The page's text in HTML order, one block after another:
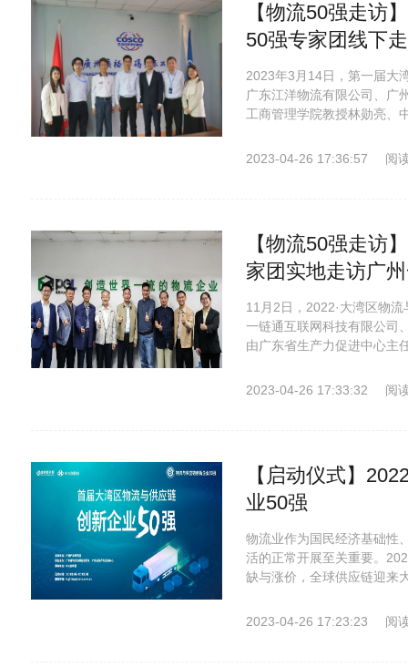
【物流50强走访
50强专家团线下
2023年3月14日，第一届大
广东江洋物流有限公司、广
工商管理学院教授林勋亮、
2023-04-26 17:36:57 阅
【物流50强走访
家团实地走访广
11月2日，2022·大湾区物
一链通互联网科技有限公司
由广东省生产力促进中心主
2023-04-26 17:33:32 阅
【启动仪式】
业50强
物流业作为国民经济基础性
活的正常开展至关重要。
缺与涨价，全球供应链迎来
2023-04-26 17:23:23 阅